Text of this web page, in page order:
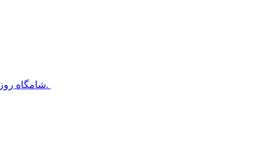
شامگاه روز پنجشنبه 18 تیر 1405 سیاره ناهید در کنار ستاره معروف قلب شیر قرار خواهد گرفت.